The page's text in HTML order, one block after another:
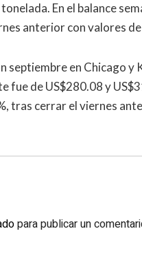
En el balance
anterior con valores
septiembre en Chicago y
fue de US$280.08 y
tras cerrar el viernes
para publicar un